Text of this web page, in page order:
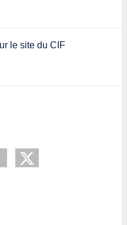
le site du CIF